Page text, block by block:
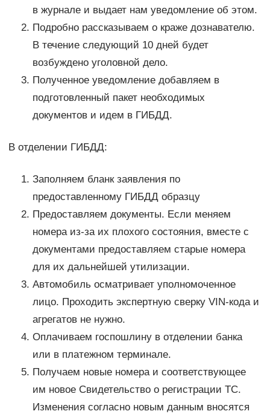
в журнале и выдает нам уведомление об этом.
Подробно рассказываем о краже дознавателю.
В течение следующий 10 дней будет
возбуждено уголовной дело.
Полученное уведомление добавляем в
подготовленный пакет необходимых
документов и идем в ГИБДД.
В отделении ГИБДД:
Заполняем бланк заявления по
предоставленному ГИБДД образцу
Предоставляем документы. Если меняем
номера из-за их плохого состояния, вместе с
документами предоставляем старые номера
для их дальнейшей утилизации.
Автомобиль осматривает уполномоченное
лицо. Проходить экспертную сверку VIN-кода и
агрегатов не нужно.
Оплачиваем госпошлину в отделении банка
или в платежном терминале.
Получаем новые номера и соответствующее
им новое Свидетельство о регистрации ТС.
Изменения согласно новым данным вносятся